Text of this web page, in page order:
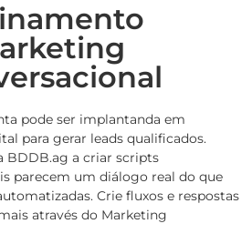
pode ser implantanda em
para gerar leads qualificados.
BDDB.ag a criar scripts
parecem um diálogo real do que
Crie fluxos e respostas
através do Marketing